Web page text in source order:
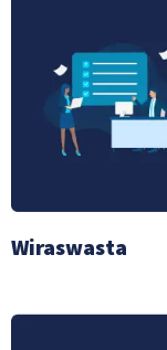
Wiraswasta